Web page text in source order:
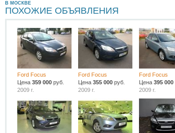
В МОСКВЕ
ПОХОЖИЕ ОБЪЯВЛЕНИЯ
Ford Focus
Цена359 000 руб.
2009 г.
Ford Focus
Цена355 000 руб.
2009 г.
Ford Focus
Цена 395 000
2009 г.